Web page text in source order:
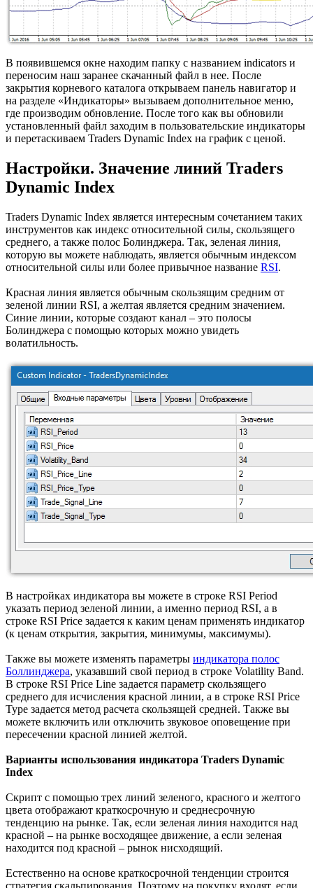
В появившемся окне находим папку с названием indicators и
переносим наш заранее скачанный файл в нее. После
закрытия корневого каталога открываем панель навигатор и
на разделе «Индикаторы» вызываем дополнительное меню,
где производим обновление. После того как вы обновили
установленный файл заходим в пользовательские индикаторы
и перетаскиваем Traders Dynamic Index на график с ценой.
Настройки. Значение линий Traders
Dynamic Index
Traders Dynamic Index является интересным сочетанием таких
инструментов как индекс относительной силы, скользящего
среднего, а также полос Болинджера. Так, зеленая линия,
которую вы можете наблюдать, является обычным индексом
относительной силы или более привычное название RSI.
Красная линия является обычным скользящим средним от
зеленой линии RSI, а желтая является средним значением.
Синие линии, которые создают канал – это полосы
Болинджера с помощью которых можно увидеть
волатильность.
В настройках индикатора вы можете в строке RSI Period
указать период зеленой линии, а именно период RSI, а в
строке RSI Price задается к каким ценам применять индикатор
(к ценам открытия, закрытия, минимумы, максимумы).
Также вы можете изменять параметры индикатора полос
Боллинджера, указавший свой период в строке Volatility Band.
В строке RSI Price Line задается параметр скользящего
среднего для исчисления красной линии, а в строке RSI Price
Type задается метод расчета скользящей средней. Также вы
можете включить или отключить звуковое оповещение при
пересечении красной линией желтой.
Варианты использования индикатора Traders Dynamic
Index
Скрипт с помощью трех линий зеленого, красного и желтого
цвета отображают краткосрочную и среднесрочную
тенденцию на рынке. Так, если зеленая линия находится над
красной – на рынке восходящее движение, а если зеленая
находится под красной – рынок нисходящий.
Естественно на основе краткосрочной тенденции строится